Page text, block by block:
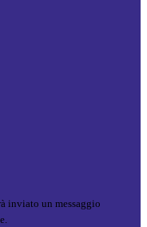
inviato un messaggio